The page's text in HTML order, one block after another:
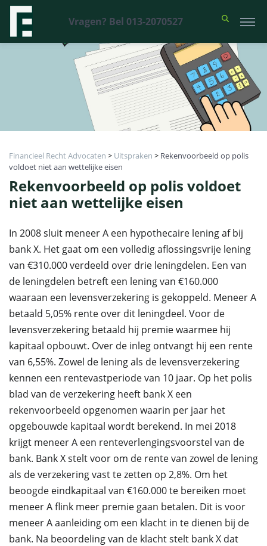
Vragen? Bel 013-2070527
Financieel Recht Advocaten > Uitspraken > Rekenvoorbeeld op polis
voldoet niet aan wettelijke eisen
Rekenvoorbeeld op polis voldoet
niet aan wettelijke eisen
In 2008 sluit meneer A een hypothecaire lening af bij
bank X. Het gaat om een volledig aflossingsvrije lening
van €310.000 verdeeld over drie leningdelen. Een van
de leningdelen betreft een lening van €160.000
waaraan een levensverzekering is gekoppeld. Meneer A
betaald 5,05% rente over dit leningdeel. Voor de
levensverzekering betaald hij premie waarmee hij
kapitaal opbouwt. Over de inleg ontvangt hij een rente
van 6,55%. Zowel de lening als de levensverzekering
kennen een rentevastperiode van 10 jaar. Op het polis
blad van de verzekering heeft bank X een
rekenvoorbeeld opgenomen waarin per jaar het
opgebouwde kapitaal wordt berekend. In mei 2018
krijgt meneer A een renteverlengingsvoorstel van de
bank. Bank X stelt voor om de rente van zowel de lening
als de verzekering vast te zetten op 2,8%. Om het
beoogde eindkapitaal van €160.000 te bereiken moet
meneer A flink meer premie gaan betalen. Dit is voor
meneer A aanleiding om een klacht in te dienen bij de
bank. Na beoordeling van de klacht stelt bank X dat